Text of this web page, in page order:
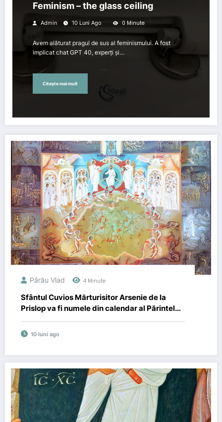
Feminism – the glass ceiling
Admin 10 Luni Ago 0 Minute
Avem alăturat pragul de sus al feminismului. A fost
implicat chat GPT 40, experți și…
Citește mai mult
Pârău Vlad 4 Minute
Sfântul Cuvios Mărturisitor Arsenie de la
Prislop va fi numele din calendar al Părintelui
Boca. Patriarhia Română a canonizat 16
preoți care au înfruntat comunismul ateist.
Doi sunt din Basarabia
10 luni ago